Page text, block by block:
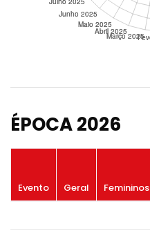
ÉPOCA 2026
Evento Geral Femininos